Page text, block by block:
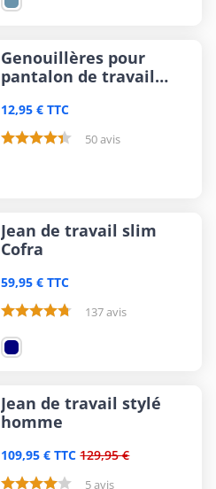
Genouillères pour
pantalon de travail
12,95 € TTC
50 avis
Jean de travail slim
Cofra
59,95 € TTC
137 avis
Jean de travail stylé
homme
109,95 € TTC 129,95 €
5 avis